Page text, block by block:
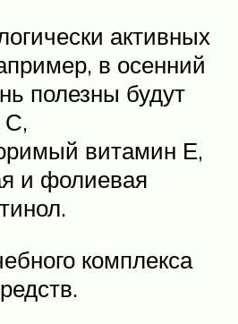
активных
в осенний
полезны будут
С,
витамин Е,
и фолиевая
комплекса